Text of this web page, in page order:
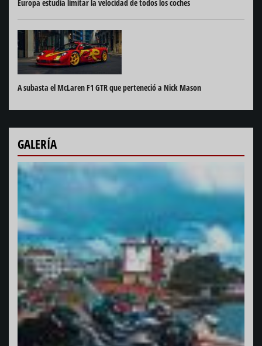
Europa estudia limitar la velocidad de todos los coches
A subasta el McLaren F1 GTR que perteneció a Nick Mason
GALERÍA